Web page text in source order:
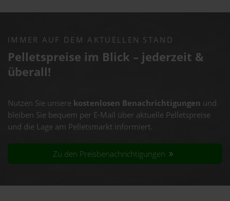
IMMER AUF DEM AKTUELLEN STAND
Pelletspreise im Blick – jederzeit &
überall!
Nutzen Sie unsere kostenlosen Benachrichtigungen und
bleiben Sie bequem per E-Mail über aktuelle Pelletspreise
und die Lage am Pelletsmarkt informiert.
Zu den Preisbenachrichtigungen